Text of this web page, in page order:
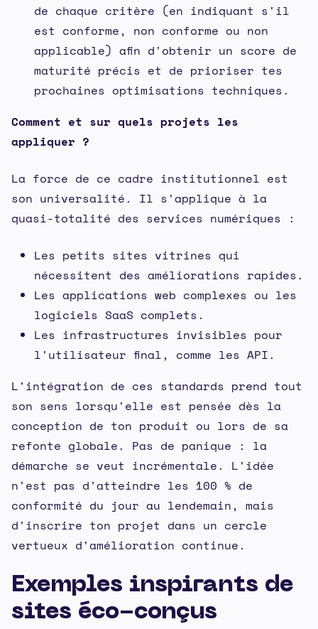
de chaque critère (en indiquant s'il
est conforme, non conforme ou non
applicable) afin d'obtenir un score de
maturité précis et de prioriser tes
prochaines optimisations techniques.
Comment et sur quels projets les
appliquer ?
La force de ce cadre institutionnel est
son universalité. Il s'applique à la
quasi-totalité des services numériques :
Les petits sites vitrines qui
nécessitent des améliorations rapides.
Les applications web complexes ou les
logiciels SaaS complets.
Les infrastructures invisibles pour
l'utilisateur final, comme les API.
L'intégration de ces standards prend tout
son sens lorsqu'elle est pensée dès la
conception de ton produit ou lors de sa
refonte globale. Pas de panique : la
démarche se veut incrémentale. L'idée
n'est pas d'atteindre les 100 % de
conformité du jour au lendemain, mais
d'inscrire ton projet dans un cercle
vertueux d'amélioration continue.
Exemples inspirants de
sites éco-conçus